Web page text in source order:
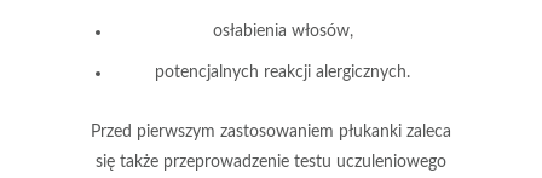
osłabienia włosów,
potencjalnych reakcji alergicznych.
Przed pierwszym zastosowaniem płukanki zaleca
się także przeprowadzenie testu uczuleniowego